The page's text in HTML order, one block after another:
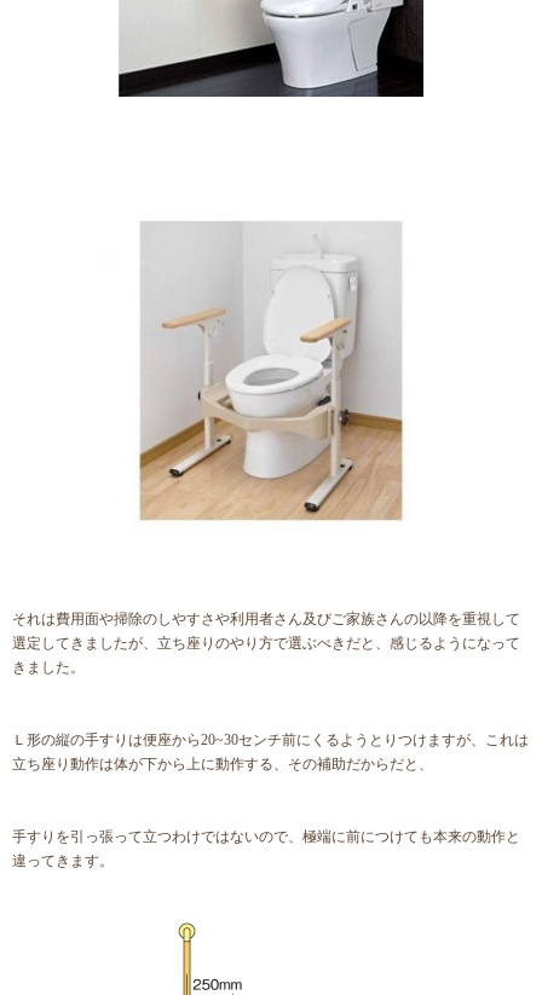
それは費用面や掃除のしやすさや利用者さん及びご家族さんの以降を重視して
選定してきましたが、立ち座りのやり方で選ぶべきだと、感じるようになって
きました。
Ｌ形の縦の手すりは便座から20~30センチ前にくるようとりつけますが、これは
立ち座り動作は体が下から上に動作する、その補助だからだと、
手すりを引っ張って立つわけではないので、極端に前につけても本来の動作と
違ってきます。